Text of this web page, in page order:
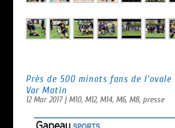
Près de 500 minots fans de
Var Matin
12 Mar 2017| M10, M12, M14, M6, M8, presse